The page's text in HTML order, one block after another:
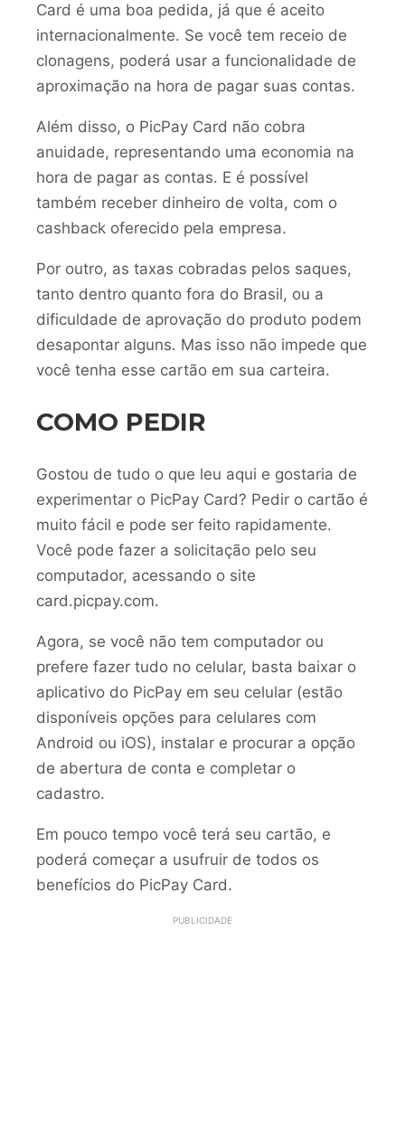
Card é uma boa pedida, já que é aceito
internacionalmente. Se você tem receio de
clonagens, poderá usar a funcionalidade de
aproximação na hora de pagar suas contas.
Além disso, o PicPay Card não cobra
anuidade, representando uma economia na
hora de pagar as contas. E é possível
também receber dinheiro de volta, com o
cashback oferecido pela empresa.
Por outro, as taxas cobradas pelos saques,
tanto dentro quanto fora do Brasil, ou a
dificuldade de aprovação do produto podem
desapontar alguns. Mas isso não impede que
você tenha esse cartão em sua carteira.
COMO PEDIR
Gostou de tudo o que leu aqui e gostaria de
experimentar o PicPay Card? Pedir o cartão é
muito fácil e pode ser feito rapidamente.
Você pode fazer a solicitação pelo seu
computador, acessando o site
card.picpay.com.
Agora, se você não tem computador ou
prefere fazer tudo no celular, basta baixar o
aplicativo do PicPay em seu celular (estão
disponíveis opções para celulares com
Android ou iOS), instalar e procurar a opção
de abertura de conta e completar o
cadastro.
Em pouco tempo você terá seu cartão, e
poderá começar a usufruir de todos os
benefícios do PicPay Card.
PUBLICIDADE